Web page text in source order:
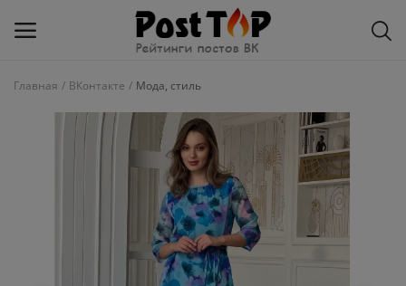
блог
Главная ВКонтакте Мода, стиль